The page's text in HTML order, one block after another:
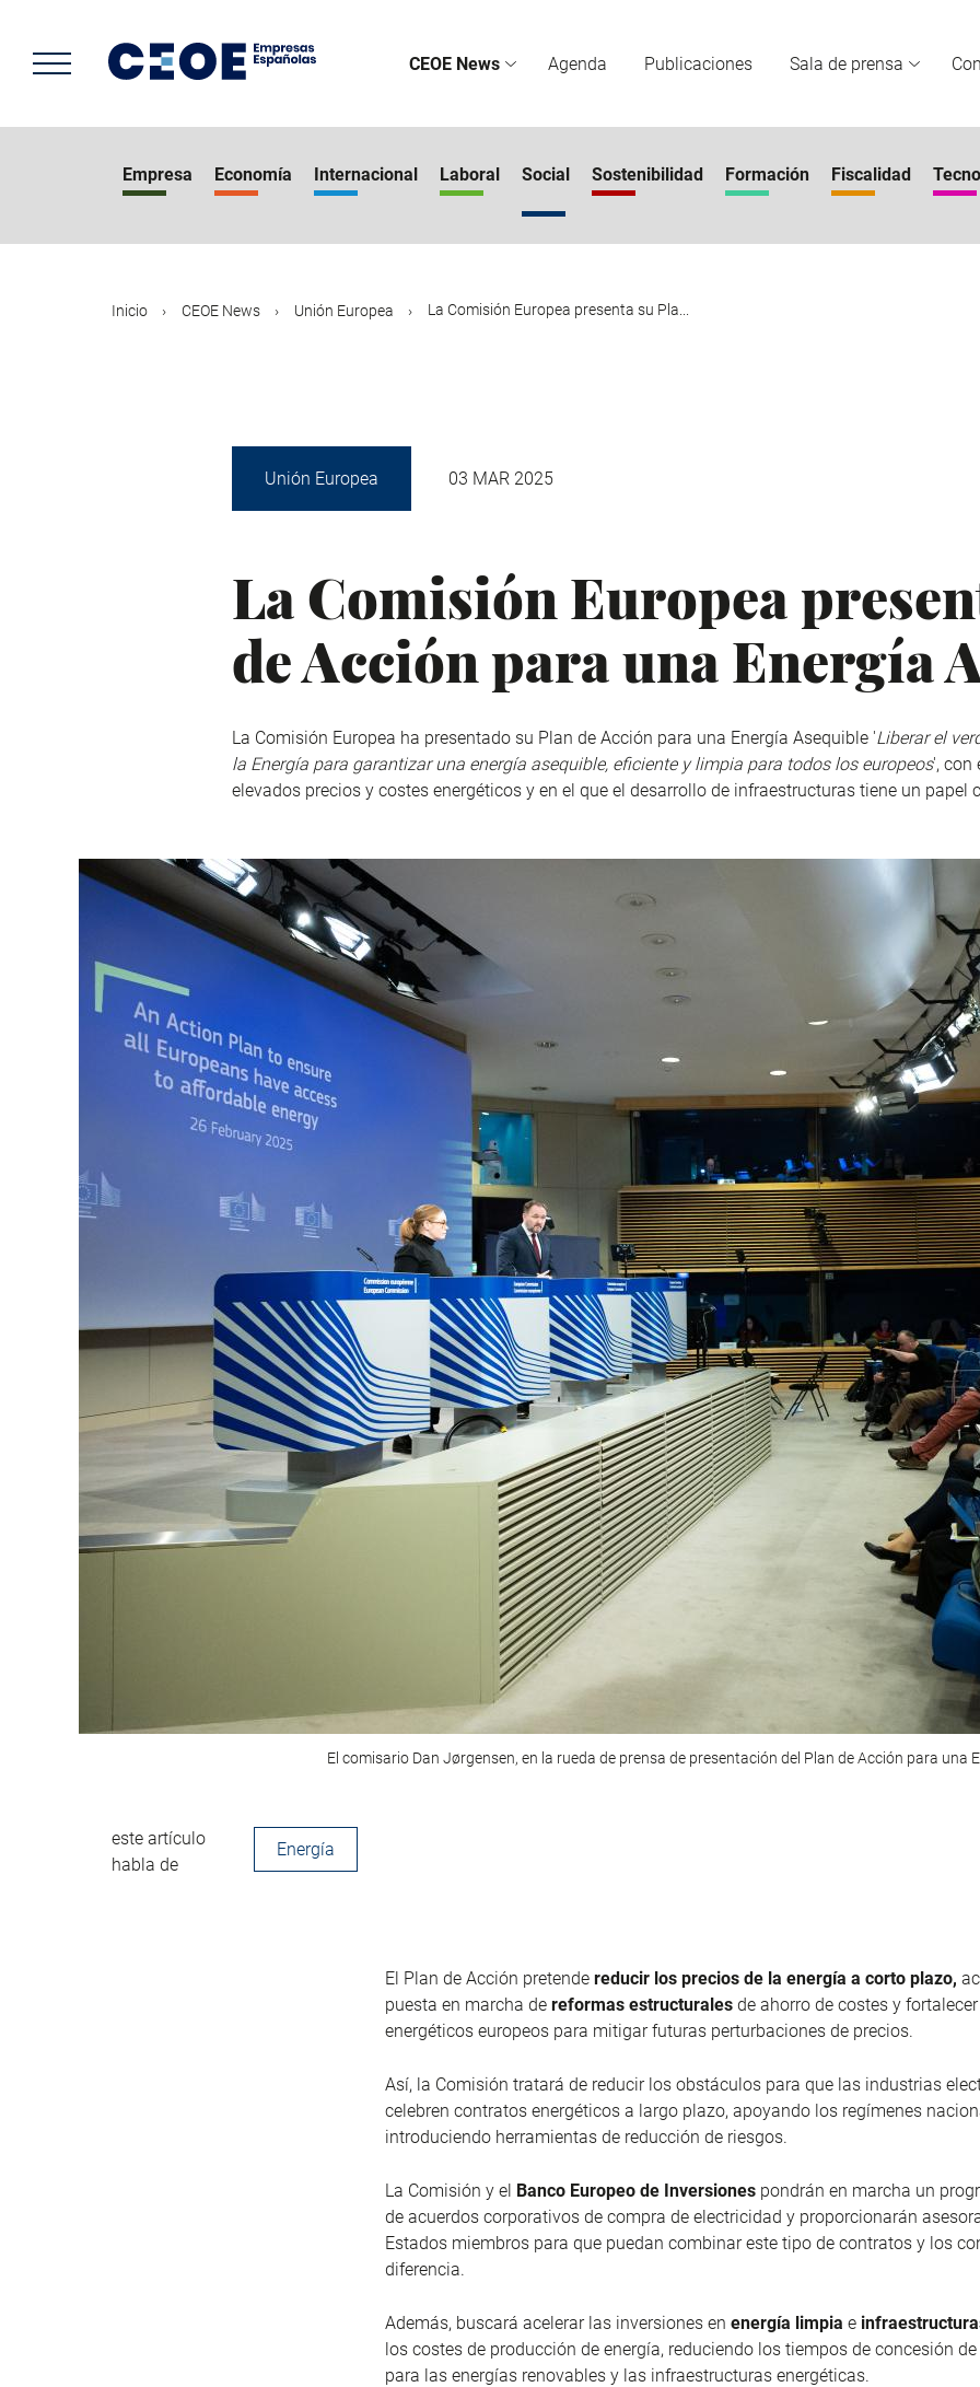
contenido
principal
CEOE News Agenda Publicaciones Sala de prensa
Empresa Economía Internacional Laboral Social Sostenibilidad Formación Fiscalidad
Inicio CEOE News Unión Europea La Comisión Europea presenta su Pla...
Unión Europea 03 MAR 2025
La Comisión Europea
de Acción para una Energía
La Comisión Europea ha presentado su Plan de Acción para una Energía Asequible 'Liberar el
la Energía para garantizar una energía asequible, eficiente y limpia para todos los europeos', con
elevados precios y costes energéticos y en el que el desarrollo de infraestructuras tiene un papel
El comisario Dan Jørgensen, en la rueda de prensa de presentación del Plan de Acción para una
este artículo
habla de
Energía
El Plan de Acción pretende reducir los precios de la energía a corto plazo,
puesta en marcha de reformas estructurales de ahorro de costes y
energéticos europeos para mitigar futuras perturbaciones de precios.
Así, la Comisión tratará de reducir los obstáculos para que las industrias
celebren contratos energéticos a largo plazo, apoyando los regímenes
introduciendo herramientas de reducción de riesgos.
La Comisión y el Banco Europeo de Inversiones pondrán en marcha un
de acuerdos corporativos de compra de electricidad y proporcionarán
Estados miembros para que puedan combinar este tipo de contratos y los
diferencia.
Además, buscará acelerar las inversiones en energía limpia e
los costes de producción de energía, reduciendo los tiempos de concesión
para las energías renovables y las infraestructuras energéticas.